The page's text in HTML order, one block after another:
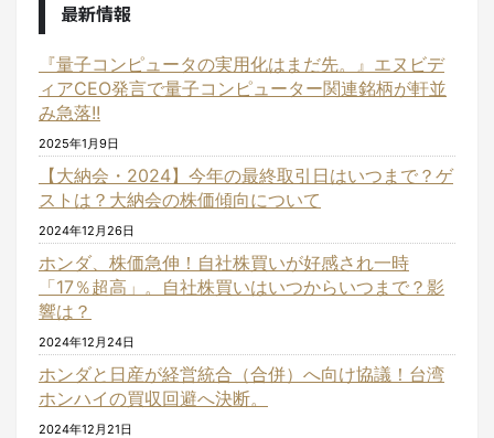
最新情報
『量子コンピュータの実用化はまだ先。』エヌビデ
ィアCEO発言で量子コンピューター関連銘柄が軒並
み急落!!
2025年1月9日
【大納会・2024】今年の最終取引日はいつまで？ゲ
ストは？大納会の株価傾向について
2024年12月26日
ホンダ、株価急伸！自社株買いが好感され一時
「17％超高」。自社株買いはいつからいつまで？影
響は？
2024年12月24日
ホンダと日産が経営統合（合併）へ向け協議！台湾
ホンハイの買収回避へ決断。
2024年12月21日